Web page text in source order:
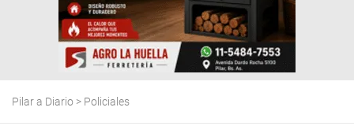
Pilar a Diario > Policiales